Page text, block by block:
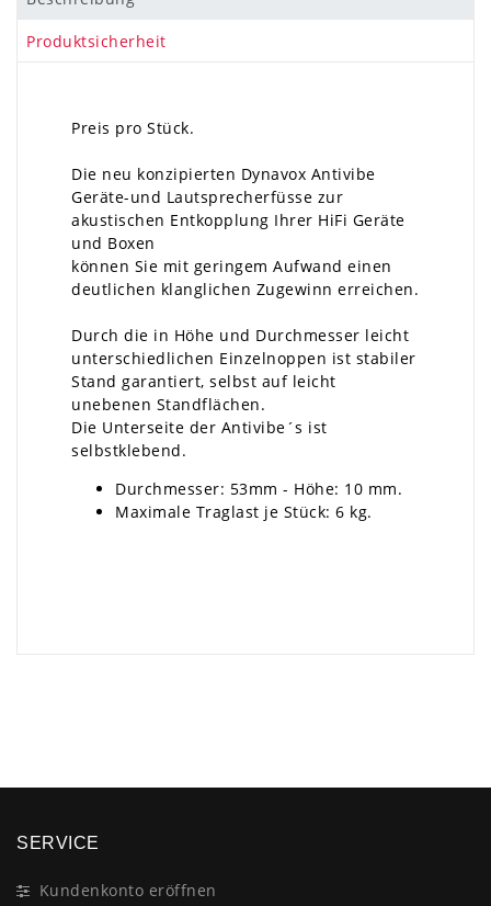
Produktsicherheit
Preis pro Stück.
Die neu konzipierten Dynavox Antivibe
Geräte-und Lautsprecherfüsse zur
akustischen Entkopplung Ihrer HiFi Geräte
und Boxen
können Sie mit geringem Aufwand einen
deutlichen klanglichen Zugewinn erreichen.
Durch die in Höhe und Durchmesser leicht
unterschiedlichen Einzelnoppen ist stabiler
Stand garantiert, selbst auf leicht
unebenen Standflächen.
Die Unterseite der Antivibe´s ist
selbstklebend.
Durchmesser: 53mm - Höhe: 10 mm.
Maximale Traglast je Stück: 6 kg.
SERVICE
Kundenkonto eröffnen